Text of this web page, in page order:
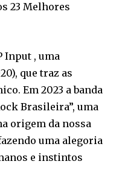
23 Melhores
Input , uma
que traz as
Em 2023 a banda
Brasileira”, uma
origem da nossa
uma alegoria
e instintos